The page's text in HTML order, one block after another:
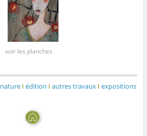
voir les planches
nature I édition I autres travaux I expositions